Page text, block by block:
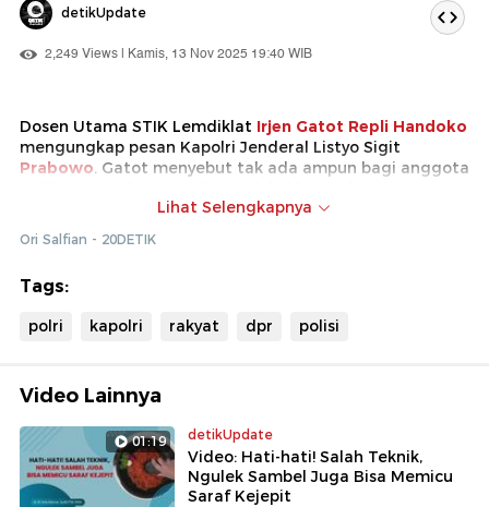
detikUpdate
2,249 Views | Kamis, 13 Nov 2025 19:40 WIB
Dosen Utama STIK Lemdiklat Irjen Gatot Repli Handoko
mengungkap pesan Kapolri Jenderal Listyo Sigit
Prabowo. Gatot menyebut tak ada ampun bagi anggota
mengatakan Propam Polri akan diperkuat untuk bisa
menindak anggota yang melanggar.
Lihat Selengkapnya
Ori Salfian - 20DETIK
Tags:
polri kapolri rakyat dpr polisi
Video Lainnya
01:19 detikUpdate
Video: Hati-hati! Salah Teknik,
Ngulek Sambel Juga Bisa Memicu
Saraf Kejepit